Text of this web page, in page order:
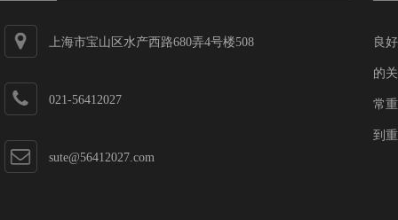
上海市宝山区水产西路680弄4号楼508
021-56412027
sute@56412027.com
良
的
常
到